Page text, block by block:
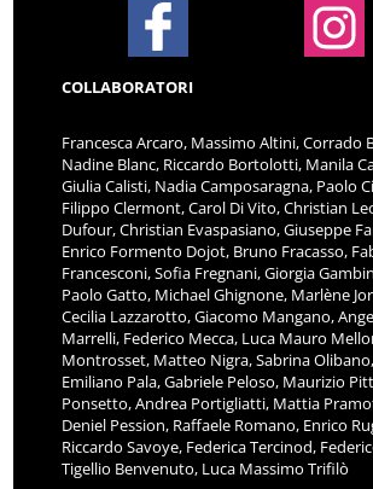
COLLABORATORI
Francesca Arcaro, Massimo Altini, Corrado
Nadine Blanc, Riccardo Bortolotti, Manila
Giulia Calisti, Nadia Camposaragna, Paolo
Filippo Clermont, Carol Di Vito, Christian
Dufour, Christian Evaspasiano, Giuseppe
Enrico Formento Dojot, Bruno Fracasso,
Francesconi, Sofia Fregnani, Giorgia
Paolo Gatto, Michael Ghignone, Marlène
Cecilia Lazzarotto, Giacomo Mangano,
Marrelli, Federico Mecca, Luca Mauro
Montrosset, Matteo Nigra, Sabrina Olibano,
Emiliano Pala, Gabriele Peloso, Maurizio
Ponsetto, Andrea Portigliatti, Mattia
Deniel Pession, Raffaele Romano, Enrico
Riccardo Savoye, Federica Tercinod,
Tigellio Benvenuto, Luca Massimo Trifilò